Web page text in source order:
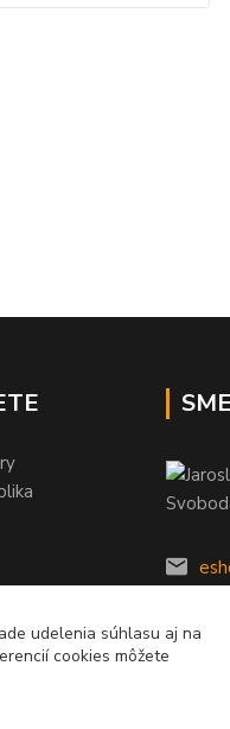
udelenia súhlasu aj na
cookies môžete